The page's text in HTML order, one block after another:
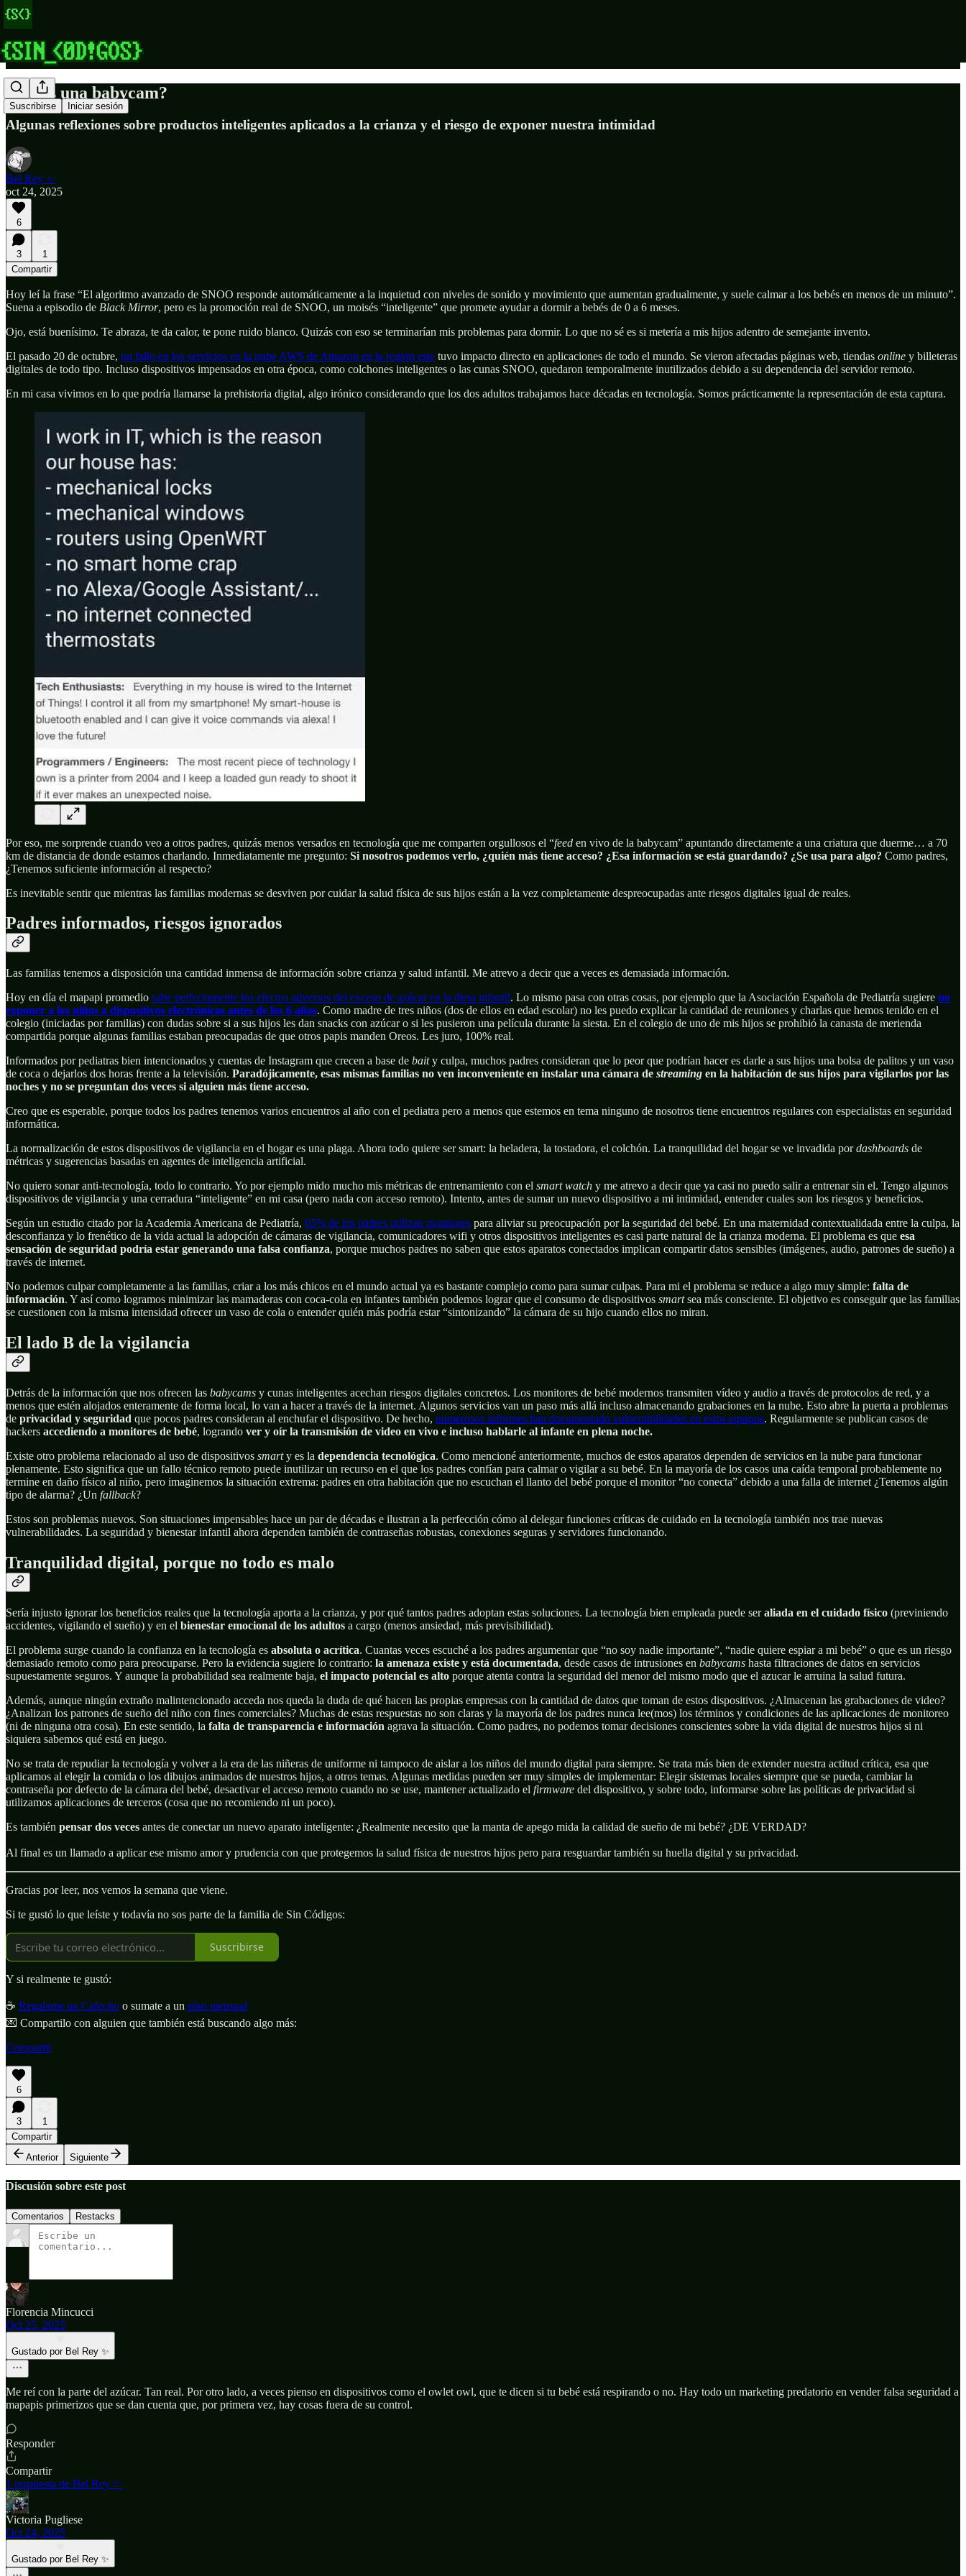
Suscribirse Iniciar sesión
¿Tenés una babycam?
Algunas reflexiones sobre productos inteligentes aplicados a la crianza y el riesgo de exponer nuestra intimidad
Bel Rey ✨
oct 24, 2025
6
3
1
Compartir
Hoy leí la frase “El algoritmo avanzado de SNOO responde automáticamente a la inquietud con niveles de sonido y movimiento que aumentan gradualmente, y suele calmar a los bebés en menos de un minuto”.
Suena a episodio de Black Mirror, pero es la promoción real de SNOO, un moisés “inteligente” que promete ayudar a dormir a bebés de 0 a 6 meses.
Ojo, está buenísimo. Te abraza, te da calor, te pone ruido blanco. Quizás con eso se terminarían mis problemas para dormir. Lo que no sé es si metería a mis hijos adentro de semejante invento.
El pasado 20 de octubre, un fallo en los servicios en la nube AWS de Amazon en la región este tuvo impacto directo en aplicaciones de todo el mundo. Se vieron afectadas páginas web, tiendas online y billeteras
digitales de todo tipo. Incluso dispositivos impensados en otra época, como colchones inteligentes o las cunas SNOO, quedaron temporalmente inutilizados debido a su dependencia del servidor remoto.
En mi casa vivimos en lo que podría llamarse la prehistoria digital, algo irónico considerando que los dos adultos trabajamos hace décadas en tecnología. Somos prácticamente la representación de esta captura.
Por eso, me sorprende cuando veo a otros padres, quizás menos versados en tecnología que me comparten orgullosos el “feed en vivo de la babycam” apuntando directamente a una criatura que duerme… a 70
km de distancia de donde estamos charlando. Inmediatamente me pregunto: Si nosotros podemos verlo, ¿quién más tiene acceso? ¿Esa información se está guardando? ¿Se usa para algo? Como padres,
¿Tenemos suficiente información al respecto?
Es inevitable sentir que mientras las familias modernas se desviven por cuidar la salud física de sus hijos están a la vez completamente despreocupadas ante riesgos digitales igual de reales.
Padres informados, riesgos ignorados
Las familias tenemos a disposición una cantidad inmensa de información sobre crianza y salud infantil. Me atrevo a decir que a veces es demasiada información.
Hoy en día el mapapi promedio sabe perfectamente los efectos adversos del exceso de azúcar en la dieta infantil. Lo mismo pasa con otras cosas, por ejemplo que la Asociación Española de Pediatría sugiere no
exponer a los niños a dispositivos electrónicos antes de los 6 años. Como madre de tres niños (dos de ellos en edad escolar) no les puedo explicar la cantidad de reuniones y charlas que hemos tenido en el
colegio (iniciadas por familias) con dudas sobre si a sus hijos les dan snacks con azúcar o si les pusieron una película durante la siesta. En el colegio de uno de mis hijos se prohibió la canasta de merienda
compartida porque algunas familias estaban preocupadas de que otros papis manden Oreos. Les juro, 100% real.
Informados por pediatras bien intencionados y cuentas de Instagram que crecen a base de baity culpa, muchos padres consideran que lo peor que podrían hacer es darle a sus hijos una bolsa de palitos y un vaso
de coca o dejarlos dos horas frente a la televisión. Paradójicamente, esas mismas familias no ven inconveniente en instalar una cámara de streaming en la habitación de sus hijos para vigilarlos por las
noches y no se preguntan dos veces si alguien más tiene acceso.
Creo que es esperable, porque todos los padres tenemos varios encuentros al año con el pediatra pero a menos que estemos en tema ninguno de nosotros tiene encuentros regulares con especialistas en seguridad
informática.
La normalización de estos dispositivos de vigilancia en el hogar es una plaga. Ahora todo quiere ser smart: la heladera, la tostadora, el colchón. La tranquilidad del hogar se ve invadida pordashboards de
métricas y sugerencias basadas en agentes de inteligencia artificial.
No quiero sonar anti-tecnología, todo lo contrario. Yo por ejemplo mido mucho mis métricas de entrenamiento con el smart watch y me atrevo a decir que ya casi no puedo salir a entrenar sin el. Tengo algunos
dispositivos de vigilancia y una cerradura “inteligente” en mi casa (pero nada con acceso remoto). Intento, antes de sumar un nuevo dispositivo a mi intimidad, entender cuales son los riesgos y beneficios.
Según un estudio citado por la Academia Americana de Pediatría, 65% de los padres utilizan monitores para aliviar su preocupación por la seguridad del bebé. En una maternidad contextualidada entre la culpa, la
desconfianza y lo frenético de la vida actual la adopción de cámaras de vigilancia, comunicadores wifi y otros dispositivos inteligentes es casi parte natural de la crianza moderna. El problema es que esa
sensación de seguridad podría estar generando una falsa confianza, porque muchos padres no saben que estos aparatos conectados implican compartir datos sensibles (imágenes, audio, patrones de sueño) a
través de internet.
No podemos culpar completamente a las familias, criar a los más chicos en el mundo actual ya es bastante complejo como para sumar culpas. Para mi el problema se reduce a algo muy simple: falta de
información. Y así como logramos minimizar las mamaderas con coca-cola en infantes también podemos lograr que el consumo de dispositivos smartsea más consciente. El objetivo es conseguir que las familias
se cuestionen con la misma intensidad ofrecer un vaso de cola o entender quién más podría estar “sintonizando” la cámara de su hijo cuando ellos no miran.
El lado B de la vigilancia
Detrás de la información que nos ofrecen las babycams y cunas inteligentes acechan riesgos digitales concretos. Los monitores de bebé modernos transmiten vídeo y audio a través de protocolos de red, y a
menos que estén alojados enteramente de forma local, lo van a hacer a través de la internet. Algunos servicios van un paso más allá incluso almacenando grabaciones en la nube. Esto abre la puerta a problemas
de privacidad y seguridad que pocos padres consideran al enchufar el dispositivo. De hecho, numerosos informes han documentado vulnerabilidades en estos equipos. Regularmente se publican casos de
hackers accediendo a monitores de bebé, logrando ver y oír la transmisión de video en vivo e incluso hablarle al infante en plena noche.
Existe otro problema relacionado al uso de dispositivos smarty es la dependencia tecnológica. Como mencioné anteriormente, muchos de estos aparatos dependen de servicios en la nube para funcionar
plenamente. Esto significa que un fallo técnico remoto puede inutilizar un recurso en el que los padres confían para calmar o vigilar a su bebé. En la mayoría de los casos una caída temporal probablemente no
termine en daño físico al niño, pero imaginemos la situación extrema: padres en otra habitación que no escuchan el llanto del bebé porque el monitor “no conecta” debido a una falla de internet ¿Tenemos algún
tipo de alarma? ¿Un fallback?
Estos son problemas nuevos. Son situaciones impensables hace un par de décadas e ilustran a la perfección cómo al delegar funciones críticas de cuidado en la tecnología también nos trae nuevas
vulnerabilidades. La seguridad y bienestar infantil ahora dependen también de contraseñas robustas, conexiones seguras y servidores funcionando.
Tranquilidad digital, porque no todo es malo
Sería injusto ignorar los beneficios reales que la tecnología aporta a la crianza, y por qué tantos padres adoptan estas soluciones. La tecnología bien empleada puede seraliada en el cuidado físico (previniendo
accidentes, vigilando el sueño) y en el bienestar emocional de los adultos a cargo (menos ansiedad, más previsibilidad).
El problema surge cuando la confianza en la tecnología es absoluta o acrítica. Cuantas veces escuché a los padres argumentar que “no soy nadie importante”, “nadie quiere espiar a mi bebé” o que es un riesgo
demasiado remoto como para preocuparse. Pero la evidencia sugiere lo contrario: la amenaza existe y está documentada, desde casos de intrusiones en babycams hasta filtraciones de datos en servicios
supuestamente seguros. Y aunque la probabilidad sea realmente baja, el impacto potencial es alto porque atenta contra la seguridad del menor del mismo modo que el azucar le arruina la salud futura.
Además, aunque ningún extraño malintencionado acceda nos queda la duda de qué hacen las propias empresas con la cantidad de datos que toman de estos dispositivos. ¿Almacenan las grabaciones de video?
¿Analizan los patrones de sueño del niño con fines comerciales? Muchas de estas respuestas no son claras y la mayoría de los padres nunca lee(mos) los términos y condiciones de las aplicaciones de monitoreo
(ni de ninguna otra cosa). En este sentido, la falta de transparencia e información agrava la situación. Como padres, no podemos tomar decisiones conscientes sobre la vida digital de nuestros hijos si ni
siquiera sabemos qué está en juego.
No se trata de repudiar la tecnología y volver a la era de las niñeras de uniforme ni tampoco de aislar a los niños del mundo digital para siempre. Se trata más bien de extender nuestra actitud crítica, esa que
aplicamos al elegir la comida o los dibujos animados de nuestros hijos, a otros temas. Algunas medidas pueden ser muy simples de implementar: Elegir sistemas locales siempre que se pueda, cambiar la
contraseña por defecto de la cámara del bebé, desactivar el acceso remoto cuando no se use, mantener actualizado el firmware del dispositivo, y sobre todo, informarse sobre las políticas de privacidad si
utilizamos aplicaciones de terceros (cosa que no recomiendo ni un poco).
Es también pensar dos veces antes de conectar un nuevo aparato inteligente: ¿Realmente necesito que la manta de apego mida la calidad de sueño de mi bebé? ¿DE VERDAD?
Al final es un llamado a aplicar ese mismo amor y prudencia con que protegemos la salud física de nuestros hijos pero para resguardar también su huella digital y su privacidad.
Gracias por leer, nos vemos la semana que viene.
Si te gustó lo que leíste y todavía no sos parte de la familia de Sin Códigos:
Suscribirse
Y si realmente te gustó:
☕ Regalame un Cafecito o sumate a un plan mensual
💌 Compartilo con alguien que también está buscando algo más:
Compartir
6
3
1
Compartir
Anterior
Siguiente
Discusión sobre este post
Comentarios Restacks
Florencia Mincucci
Oct 25, 2025
Gustado por Bel Rey ✨
Me reí con la parte del azúcar. Tan real. Por otro lado, a veces pienso en dispositivos como el owlet owl, que te dicen si tu bebé está respirando o no. Hay todo un marketing predatorio en vender falsa seguridad a
mapapis primerizos que se dan cuenta que, por primera vez, hay cosas fuera de su control.
Responder
Compartir
1 respuesta de Bel Rey ✨
Victoria Pugliese
Oct 24, 2025
Gustado por Bel Rey ✨